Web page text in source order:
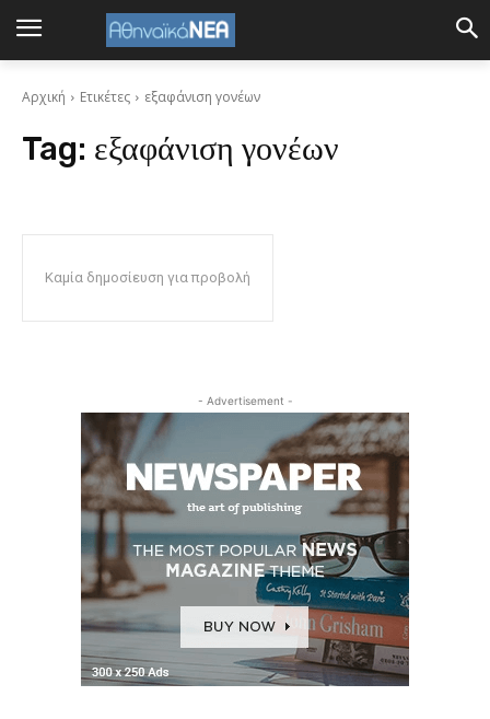
Αρχική Ετικέτες εξαφάνιση γονέων
Tag: εξαφάνιση γονέων
Καμία δημοσίευση για προβολή
- Advertisement -